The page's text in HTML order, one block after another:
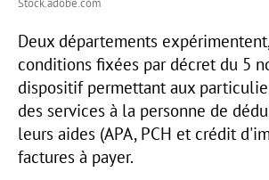
Deux départements
conditions fixées par décret du 5
dispositif permettant aux
des services à la personne de
leurs aides (APA, PCH et crédit
factures à payer.